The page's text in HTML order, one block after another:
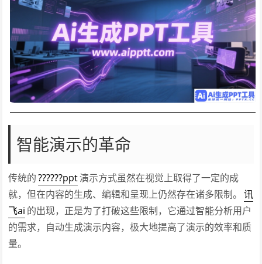
智能演示的革命
传统的 ??????ppt演示方式虽然在视觉上取得了一定的成
就，但在内容的生成、编辑和呈现上仍然存在诸多限制。
讯
飞ai 的出现，正是为了打破这些限制，它通过智能分析用户
的需求，自动生成演示内容，极大地提高了演示的效率和质
量。